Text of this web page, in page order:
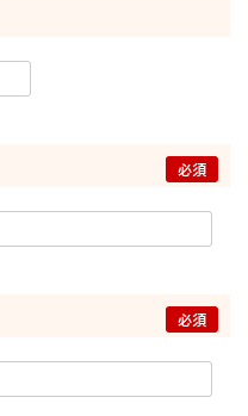
必須
必須